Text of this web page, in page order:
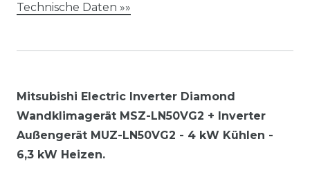
Technische Daten »»
Mitsubishi Electric Inverter Diamond
Wandklimagerät MSZ-LN50VG2 + Inverter
Außengerät MUZ-LN50VG2 - 4 kW Kühlen -
6,3 kW Heizen.